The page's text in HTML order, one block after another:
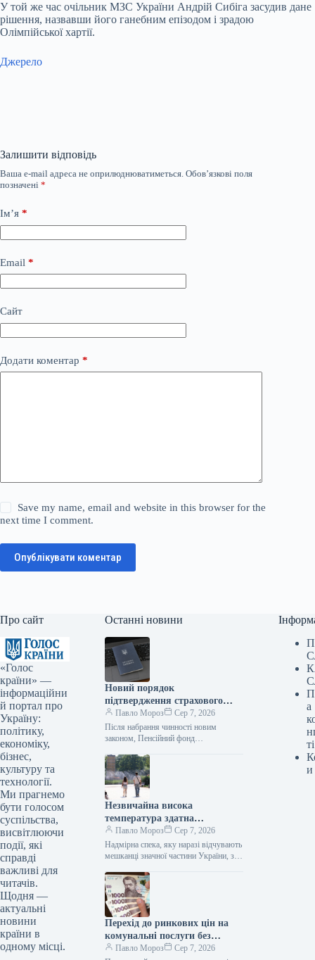
У той же час очільник МЗС України Андрій Сибіга засудив дане
рішення, назвавши його ганебним епізодом і зрадою
Олімпійської хартії.
Джерело
Залишити відповідь
Ваша e-mail адреса не оприлюднюватиметься. Обов’язкові поля
позначені *
Ім’я *
Email *
Сайт
Додати коментар *
Save my name, email and website in this browser for the
next time I comment.
Опублікувати коментар
Про сайт
«Голос
країни» —
інформаційни
й портал про
Україну:
політику,
економіку,
бізнес,
культуру та
технології.
Ми прагнемо
бути голосом
суспільства,
висвітлюючи
події, які
справді
важливі для
читачів.
Щодня —
актуальні
новини
країни в
одному місці.
Останні новини
Новий порядок
підтвердження страхового
стажу пояснено депутатом
Павло Мороз
Сер 7, 2026
Після набрання чинності новим
законом, Пенсійний фонд
пошук підтверджень страхового стажу
в державних реєстрах та надавати
сприяння…
Незвичайна висока
температура здатна
викликати серцевий напад чи
мозковий удар – лікарі
порадили, як уникнути цього
Павло Мороз
Сер 7, 2026
Надмірна спека, яку наразі відчувають
мешканці значної частини України, з
сягає +38 градусів, здатна
спровокувати інфаркт…
Перехід до ринкових цін на
комунальні послуги без
зростання зарплат та пенсій
Павло Мороз
Сер 7, 2026
а
ті
и